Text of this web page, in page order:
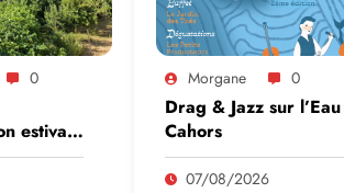
0
estivale
Célé
Morgane 0
Drag & Jazz sur
Cahors
07/08/2026